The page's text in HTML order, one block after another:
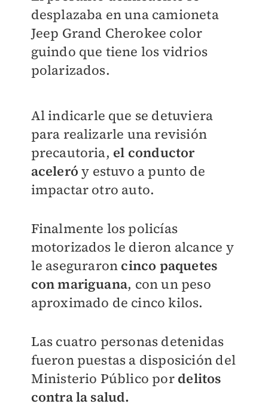
desplazaba en una camioneta
Jeep Grand Cherokee color
guindo que tiene los vidrios
polarizados.
Al indicarle que se detuviera
para realizarle una revisión
precautoria, el conductor
aceleróy estuvo a punto de
impactar otro auto.
Finalmente los policías
motorizados le dieron alcance y
le aseguraron cinco paquetes
con mariguana, con un peso
aproximado de cinco kilos.
Las cuatro personas detenidas
fueron puestas a disposición del
Ministerio Público pordelitos
contra la salud.